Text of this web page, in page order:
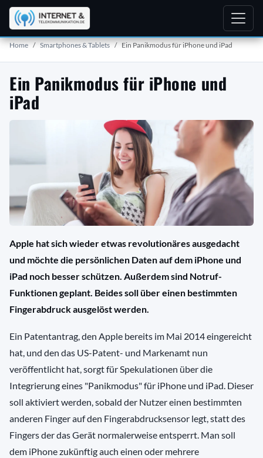
Home Smartphones & Tablets Ein Panikmodus für iPhone und iPad
Ein Panikmodus für iPhone und
iPad
Apple hat sich wieder etwas revolutionäres ausgedacht
und möchte die persönlichen Daten auf dem iPhone und
iPad noch besser schützen. Außerdem sind Notruf-
Funktionen geplant. Beides soll über einen bestimmten
Fingerabdruck ausgelöst werden.
Ein Patentantrag, den Apple bereits im Mai 2014 eingereicht
hat, und den das US-Patent- und Markenamt nun
veröffentlicht hat, sorgt für Spekulationen über die
Integrierung eines "Panikmodus" für iPhone und iPad. Dieser
soll aktiviert werden, sobald der Nutzer einen bestimmten
anderen Finger auf den Fingerabdrucksensor legt, statt des
Fingers der das Gerät normalerweise entsperrt. Man soll
dem iPhone zukünftig auch einen oder mehrere